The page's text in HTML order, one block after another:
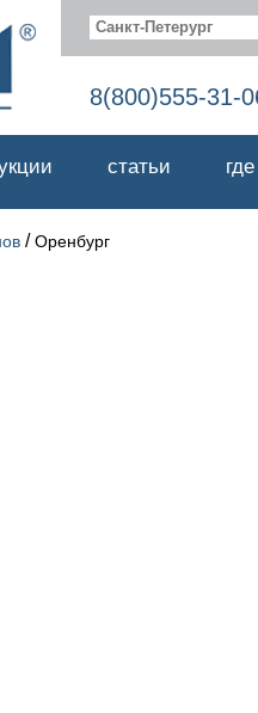
Санкт-Петерург
8(800)555-31-
статьи
/Оренбург